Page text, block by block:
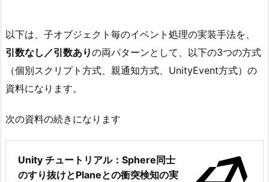
以下は、子オブジェクト毎のイベント処理の実装手法を、
引数なし／引数ありの両パターンとして、以下の3つの方式
（個別スクリプト方式、親通知方式、UnityEvent方式）の
資料になります。
次の資料の続きになります
Unity チュートリアル：Sphere同士
のすり抜けとPlaneとの衝突検知の実